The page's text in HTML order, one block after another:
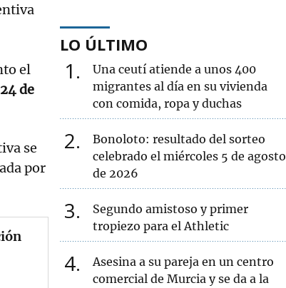
el
de
se
por
LO ÚLTIMO
1
Una ceutí atiende a unos 400
migrantes al día en su vivienda
con comida, ropa y duchas
2
Bonoloto: resultado del sorteo
celebrado el miércoles 5 de agosto
de 2026
3
Segundo amistoso y primer
tropiezo para el Athletic
4
Asesina a su pareja en un centro
comercial de Murcia y se da a la